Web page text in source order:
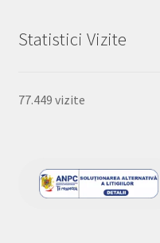
Statistici Vizite
77.449 vizite